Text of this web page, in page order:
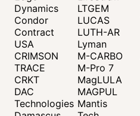
Dynamics
Condor
Contract
USA
CRIMSON
TRACE
CRKT
DAC
Technologies
LTGEM
LUCAS
LUTH-AR
Lyman
M-CARBO
M-Pro 7
MagLULA
MAGPUL
Mantis